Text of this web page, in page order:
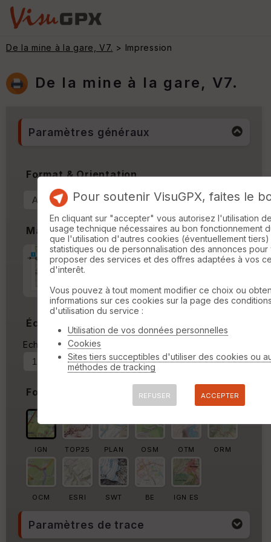
De la mine à la gare, V7. > Impression
De la mine à la gare, V7.
Paramètres généraux
Format & Orientation
Marges
Marge d'impression cm
%
Échelle
Echelle actuelle : 1/9485
Fond de carte
IGN TOP25 PLAN OSM OTM ORM
OCM ESRI SWT BE IGN ES
Paramètres de trace
Pour soutenir VisuGPX, faites le
En cliquant sur "accepter" vous autorisez l'utilisation
usage technique nécessaires au bon fonctionnement
que l'utilisation d'autres cookies (éventuellement
statistiques ou de personnalisation des annonces pour
proposer des services et des offres adaptées à vos
d'interêt.
Vous pouvez à tout moment modifier ce choix ou
informations sur ces cookies sur la page des
d'utilisation du service :
Utilisation de vos données personnelles
Cookies
Sites tiers succeptibles d'utiliser des cookies ou
méthodes de tracking
REFUSER ACCEPTER